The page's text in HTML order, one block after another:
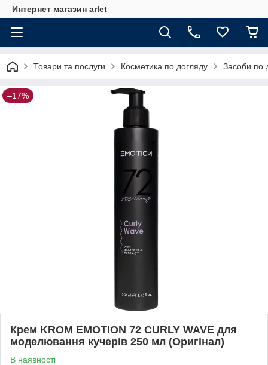
Интернет магазин arlet
Товари та послуги Косметика по догляду Засоби по
–17%
Крем KROM EMOTION 72 CURLY WAVE для
моделювання кучерів 250 мл (Оригінал)
В наявності